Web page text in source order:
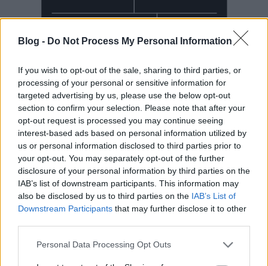
Blog - Do Not Process My Personal Information
If you wish to opt-out of the sale, sharing to third parties, or
processing of your personal or sensitive information for
targeted advertising by us, please use the below opt-out
section to confirm your selection. Please note that after your
opt-out request is processed you may continue seeing
interest-based ads based on personal information utilized by
us or personal information disclosed to third parties prior to
your opt-out. You may separately opt-out of the further
disclosure of your personal information by third parties on the
IAB’s list of downstream participants. This information may
also be disclosed by us to third parties on the IAB’s List of
Downstream Participants that may further disclose it to other
Please note that this website/app uses one or more Google
Personal Data Processing Opt Outs
Mai Manó Ház a
Facebookon
Mai Manó Ház a
YouTubeon